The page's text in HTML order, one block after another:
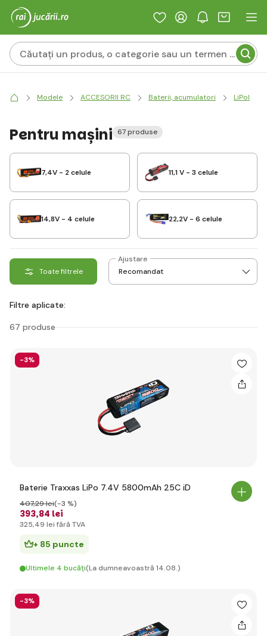
Modele ACCESORII RC Baterii, acumulatori LiPol
Pentru mașini 67 produse
7,4V - 2 celule 11,1 V - 3 celule
14,8V - 4 celule 22,2V - 6 celule
Toate filtrele
Ajustare
Filtre aplicate:
67 produse
-3%
Baterie Traxxas LiPo 7.4V 5800mAh 25C iD
393,84 lei
407,29 lei(-3 %)
325,49 lei fără TVA
+ 85 puncte
Ultimele 4 bucăți(La dumneavoastră 14.08.)
-3%